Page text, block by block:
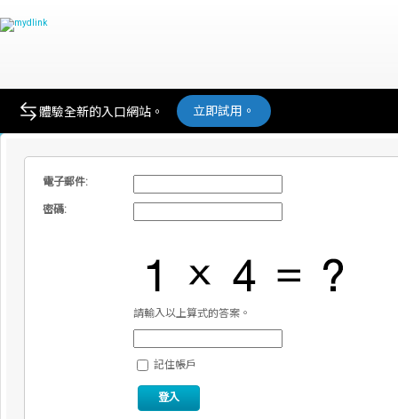
體驗全新的入口網站。 立即試用。
登入 mydlink
電子郵件:
密碼:
請輸入以上算式的答案。
記住帳戶
登入